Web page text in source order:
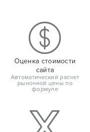
Оценка стоимости
сайта
Автоматический расчет
рыночной цены по
формуле